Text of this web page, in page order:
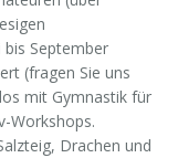
bis September
(fragen Sie uns
mit Gymnastik für
Workshops.
Drachen und